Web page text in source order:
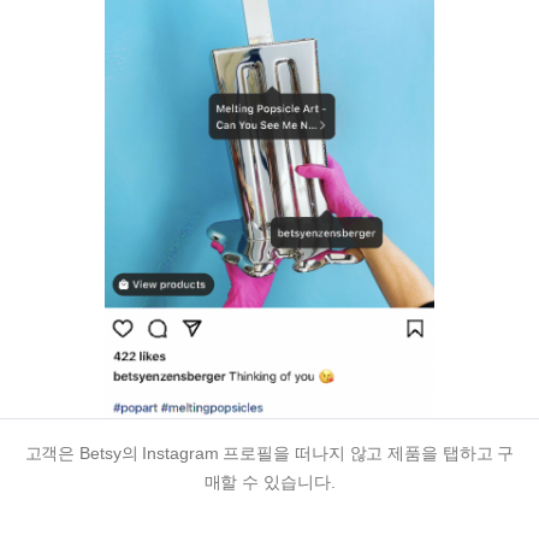
고객은 Betsy의 Instagram 프로필을 떠나지 않고 제품을 탭하고 구
매할 수 있습니다.